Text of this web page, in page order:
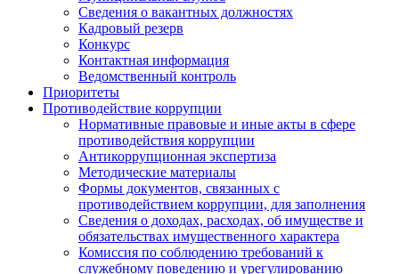
Сведения о вакантных должностях
Кадровый резерв
Конкурс
Контактная информация
Ведомственный контроль
Приоритеты
Противодействие коррупции
Нормативные правовые и иные акты в сфере
противодействия коррупции
Антикоррупционная экспертиза
Методические материалы
Формы документов, связанных с
противодействием коррупции, для заполнения
Сведения о доходах, расходах, об имуществе и
обязательствах имущественного характера
Комиссия по соблюдению требований к
служебному поведению и урегулированию